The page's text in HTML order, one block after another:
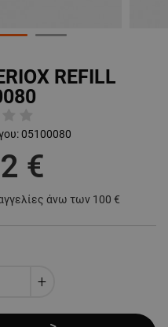
REFILL
05100080
€
άνω των 100 €